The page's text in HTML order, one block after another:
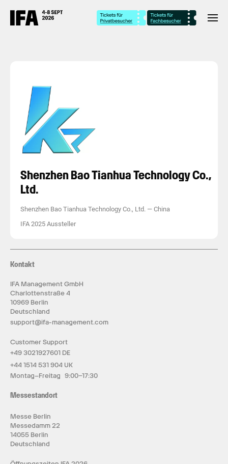
Shenzhen Bao Tianhua Technology Co.,
Ltd.
Shenzhen Bao Tianhua Technology Co., Ltd. — China
IFA 2025 Aussteller
Kontakt
IFA Management GmbH
Charlottenstraße 4
10969 Berlin
Deutschland
support@ifa-management.com
Customer Support
+49 3021927601 DE
+44 1514 531 904 UK
Montag–Freitag 9:00–17:30
Messestandort
Messe Berlin
Messedamm 22
14055 Berlin
Deutschland